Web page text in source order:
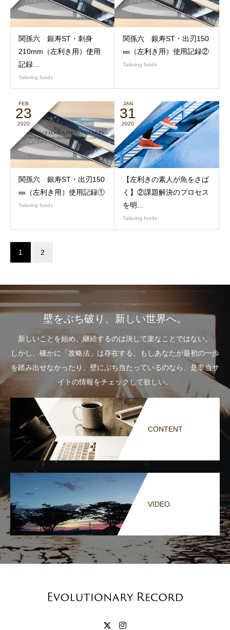
関孫六 銀寿ST・刺身
210mm（左利き用）使用
記録...
Tailoring foods
関孫六 銀寿ST・出刃150
㎜（左利き用）使用記録②
Tailoring foods
FEB
23
2020
関孫六 銀寿ST・出刃150
㎜（左利き用）使用記録①
Tailoring foods
JAN
31
2020
【左利きの素人が魚をさば
く】②課題解決のプロセス
を明...
Tailoring foods
1 2
壁をぶち破り、新しい世界へ。
新しいことを始め、継続するのは決して楽なことではない。
しかし、確かに「攻略法」は存在する。もしあなたが最初の一歩
を踏み出せなかったり、壁にぶち当たっているのなら、是非当サ
イトの情報をチェックして欲しい。
CONTENT
VIDEO